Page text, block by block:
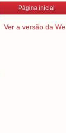
Página inicial
Ver a versão da